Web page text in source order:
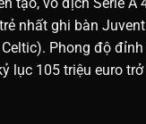
nhất ghi bàn
Phong độ
lục 105 triệu euro